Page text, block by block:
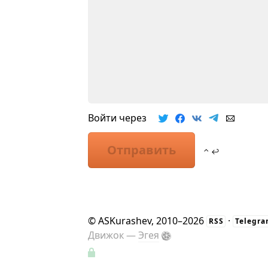
Войти через
Отправить ⌃ ↩
©ASKurashev, 2010–2026 RSS ·
Движок —Эгея